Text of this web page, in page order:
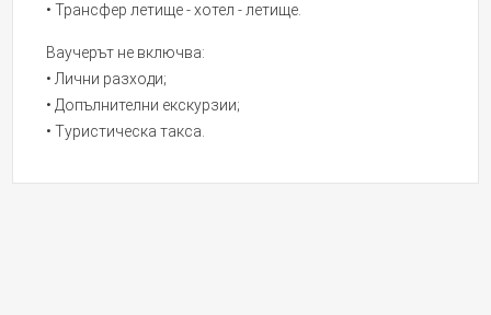
• Трансфер летище - хотел - летище.
Ваучерът не включва:
• Лични разходи;
• Допълнителни екскурзии;
• Туристическа такса.